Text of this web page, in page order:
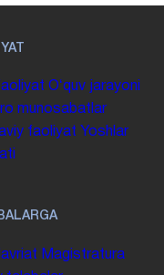
Oʻquv jarayoni
munosabatlar
faoliyat Yoshlar
Magistratura